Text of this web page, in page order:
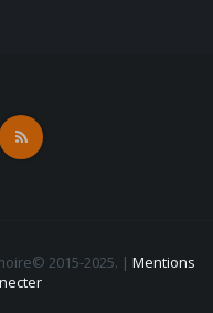
2015-2025. | Mentions